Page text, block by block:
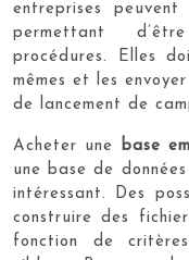
entreprises
permettant
procédures. Elles
mêmes et les
de lancement de
Acheter une base
une base de
intéressant. Des
construire des
fonction de